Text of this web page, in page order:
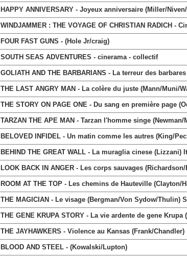
HAPPY ANNIVERSARY - Joyeux anniversaire (Miller/
WINDJAMMER : THE VOYAGE OF CHRISTIAN RADICH -
FOUR FAST GUNS - (Hole Jr/craig)
SOUTH SEAS ADVENTURES - cinerama - collectif
GOLIATH AND THE BARBARIANS - La terreur des
THE LAST ANGRY MAN - La colère du juste (Mann/Muni/
THE STORY ON PAGE ONE - Du sang en première page
TARZAN THE APE MAN - Tarzan l'homme singe (Newman/
BELOVED INFIDEL - Un matin comme les autres (King/
BEHIND THE GREAT WALL - La muraglia cinese (Lizzani)
LOOK BACK IN ANGER - Les corps sauvages
ROOM AT THE TOP - Les chemins de Hauteville (Clayton/
THE MAGICIAN - Le visage (Bergman/Von Sydow/Thulin)
THE GENE KRUPA STORY - La vie ardente de gene Krupa
THE JAYHAWKERS - Violence au Kansas (Frank/Chandler)
BLOOD AND STEEL - (Kowalski/Lupton)